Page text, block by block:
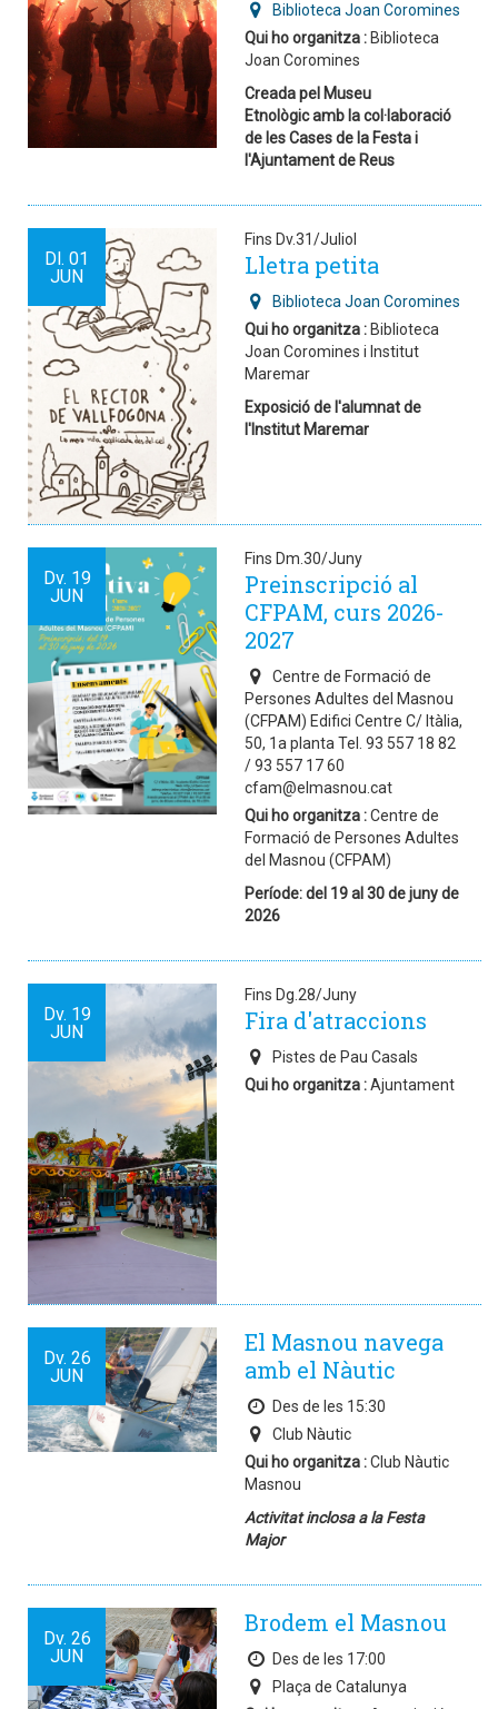
Biblioteca Joan Coromines
Qui ho organitza : Biblioteca
Joan Coromines
Creada pel Museu
Etnològic amb la col·laboració
de les Cases de la Festa i
l'Ajuntament de Reus
Dl. 01
JUN
Fins Dv.31/Juliol
Lletra petita
Biblioteca Joan Coromines
Qui ho organitza : Biblioteca
Joan Coromines i Institut
Maremar
Exposició de l'alumnat de
l'Institut Maremar
Dv. 19
JUN
Fins Dm.30/Juny
Preinscripció al
CFPAM, curs 2026-
2027
Centre de Formació de
Persones Adultes del Masnou
(CFPAM) Edifici Centre C/ Itàlia,
50, 1a planta Tel. 93 557 18 82
/ 93 557 17 60
cfam@elmasnou.cat
Qui ho organitza :Centre de
Formació de Persones Adultes
del Masnou (CFPAM)
Període: del 19 al 30 de juny de
2026
Dv. 19
JUN
Fins Dg.28/Juny
Fira d'atraccions
Pistes de Pau Casals
Qui ho organitza :Ajuntament
Dv. 26
JUN
El Masnou navega
amb el Nàutic
Des de les 15:30
Club Nàutic
Qui ho organitza :Club Nàutic
Masnou
Activitat inclosa a la Festa
Major
Dv. 26
JUN
Brodem el Masnou
Des de les 17:00
Plaça de Catalunya